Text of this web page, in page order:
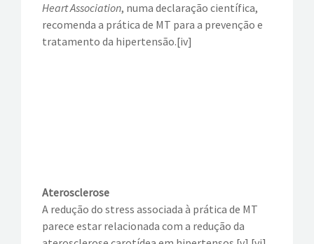
Heart Association, numa declaração científica,
recomenda a prática de MT para a prevenção e
tratamento da hipertensão.[iv]
Aterosclerose
A redução do stress associada à prática de MT
parece estar relacionada com a redução da